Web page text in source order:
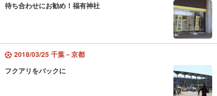
待ち合わせにお勧め！福有神社
2018/03/25 千葉－京都
フクアリをバックに